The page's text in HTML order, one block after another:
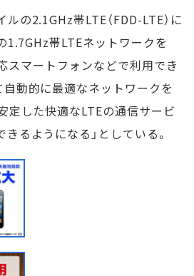
の2.1GHz帯LTE（FDD-LTE）に
1.7GHz帯LTEネットワークを
スマートフォンなどで利用でき
動的に最適なネットワークを
定した快適なLTEの通信サービ
るようになる」としている。